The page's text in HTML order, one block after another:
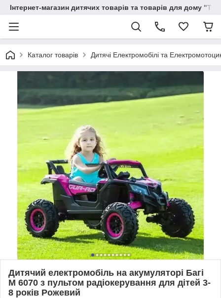
Інтернет-магазин дитячих товарів та товарів для дому
Каталог товарів Дитячі Електромобілі та
Дитячий електромобіль на акумуляторі Багі
M 6070 з пультом радіокерування для дітей 3-
8 років Рожевий